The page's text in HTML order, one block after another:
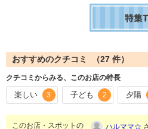
おすすめのクチコミ （27 件）
クチコミからみる、このお店の特長
楽しい 3 子ども 2 夕陽
このお店・スポットの
ハルママ☆